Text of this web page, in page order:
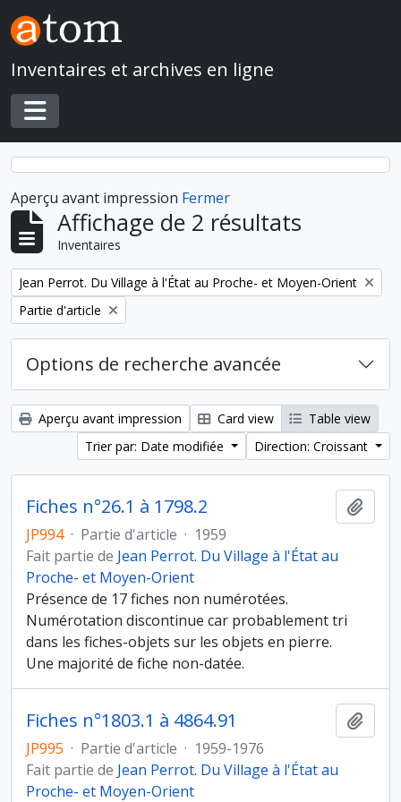
Skip to main content
Inventaires et archives en ligne
Toggle navigation
Aperçu avant impression Fermer
Affichage de 2 résultats
Inventaires
Remove filter:
Jean Perrot. Du Village à l'État au Proche- et Moyen-Orient
Remove filter:
Partie d'article
Options de recherche avancée
Aperçu avant impression Card view
Table view
Trier par: Date modifiée
Direction: Croissant
Fiches n°26.1 à 1798.2
JP994 · Partie d'article · 1959
Fait partie de Jean Perrot. Du Village à l'État au
Proche- et Moyen-Orient
Présence de 17 fiches non numérotées.
Numérotation discontinue car probablement tri
dans les fiches-objets sur les objets en pierre.
Une majorité de fiche non-datée.
Fiches n°1803.1 à 4864.91
JP995 · Partie d'article · 1959-1976
Fait partie de Jean Perrot. Du Village à l'État au
Proche- et Moyen-Orient